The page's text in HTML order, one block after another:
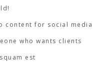
content for social media
who wants clients
est